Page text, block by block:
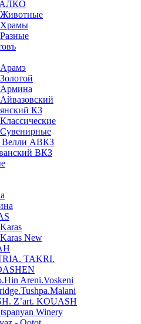
Животные
Храмы
Разные
Арамэ
Золотой
Армина
Айвазовский
КЗ
Классические
Сувенирные
Велли АВКЗ
ВКЗ
Karas
Karas New
TAKRI.
Areni.Voskeni
Z’art. KOUASH
Winery